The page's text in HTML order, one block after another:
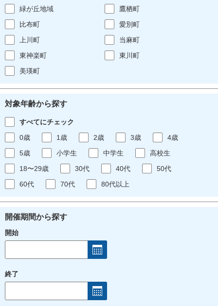
緑が丘地域
鷹栖町
比布町
愛別町
上川町
当麻町
東神楽町
東川町
美瑛町
対象年齢から探す
すべてにチェック
0歳
1歳 2歳 3歳
4歳
5歳
小学生 中学生
高校生
18〜29歳
30代 40代
50代
60代
70代 80代以上
開催期間から探す
開始
終了